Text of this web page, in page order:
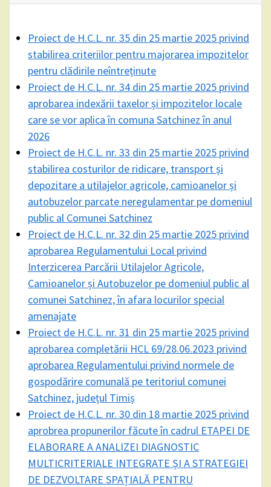
Proiect de H.C.L. nr. 35 din 25 martie 2025 privind
stabilirea criteriilor pentru majorarea impozitelor
pentru clădirile neîntreținute
Proiect de H.C.L. nr. 34 din 25 martie 2025 privind
aprobarea indexării taxelor și impozitelor locale
care se vor aplica în comuna Satchinez în anul
2026
Proiect de H.C.L. nr. 33 din 25 martie 2025 privind
stabilirea costurilor de ridicare, transport și
depozitare a utilajelor agricole, camioanelor și
autobuzelor parcate neregulamentar pe domeniul
public al Comunei Satchinez
Proiect de H.C.L. nr. 32 din 25 martie 2025 privind
aprobarea Regulamentului Local privind
Interzicerea Parcării Utilajelor Agricole,
Camioanelor și Autobuzelor pe domeniul public al
comunei Satchinez, în afara locurilor special
amenajate
Proiect de H.C.L. nr. 31 din 25 martie 2025 privind
aprobarea completării HCL 69/28.06.2023 privind
aprobarea Regulamentului privind normele de
gospodărire comunală pe teritoriul comunei
Satchinez, județul Timiș
Proiect de H.C.L. nr. 30 din 18 martie 2025 privind
aprobrea propunerilor făcute în cadrul ETAPEI DE
ELABORARE A ANALIZEI DIAGNOSTIC
MULTICRITERIALE INTEGRATE ȘI A STRATEGIEI
DE DEZVOLTARE SPAȚIALĂ PENTRU